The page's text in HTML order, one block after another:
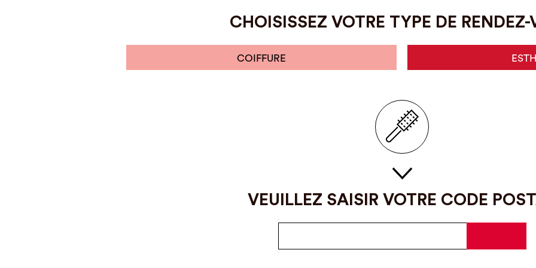
CHOISISSEZ VOTRE TYPE DE RENDEZ-
COIFFURE
VEUILLEZ SAISIR VOTRE CODE